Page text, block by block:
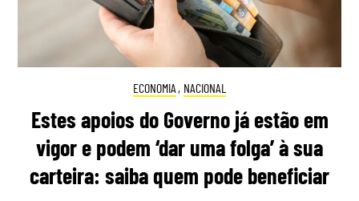
ECONOMIA , NACIONAL
Estes apoios do Governo já estão em
vigor e podem ‘dar uma folga’ à sua
carteira: saiba quem pode beneficiar